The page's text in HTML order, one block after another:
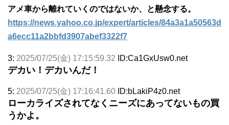
アメ車から離れていくのではないか、と懸念する。
https://news.yahoo.co.jp/expert/articles/84a3a1a50563d
a6ecc11a2bbfd3907abef3322f7
3: 2025/07/25(金) 17:15:59.32 ID:Ca1GxUsw0.net
デカい！デカいんだ！
5: 2025/07/25(金) 17:16:41.60 ID:bLakiP4z0.net
ローカライズされてなくニーズにあってないもの買
うかよ。